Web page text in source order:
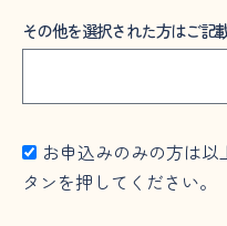
その他を選択された方はご記
お申込みのみの方は
タンを押してください。